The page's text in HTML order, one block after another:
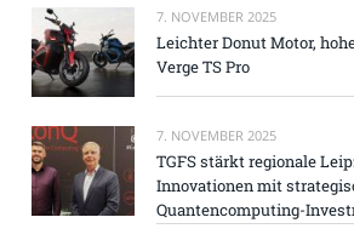
7. NOVEMBER 2025
Leichter Donut Motor,
Verge TS Pro
7. NOVEMBER 2025
TGFS stärkt regionale
Innovationen mit
Quantencomputing-